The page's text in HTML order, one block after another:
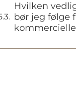
Hvilken
bør jeg følge